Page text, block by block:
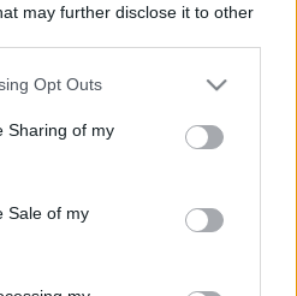
may further disclose it to other
app uses one or more Google
behaviour. You may click to
and its third-party tags to
purposes in below Google
Opt Outs
Sharing of my
Sale of my